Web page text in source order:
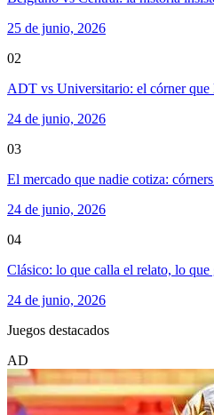
25 de junio, 2026
02
ADT vs Universitario: el córner que
24 de junio, 2026
03
El mercado que nadie cotiza:
24 de junio, 2026
04
Clásico: lo que calla el relato, lo que
24 de junio, 2026
Juegos destacados
AD